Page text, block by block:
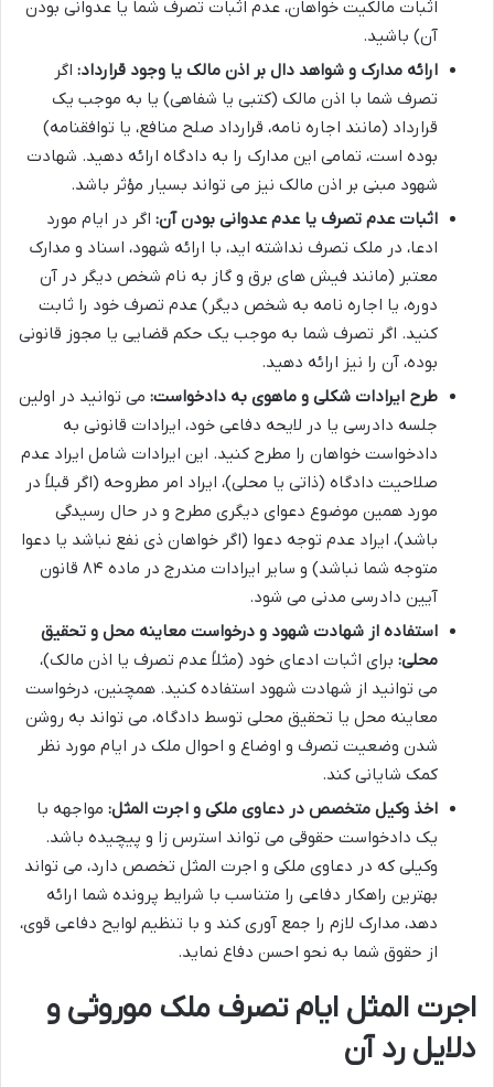
اثبات مالکیت خواهان، عدم اثبات تصرف شما یا عدوانی بودن
آن) باشید.
ارائه مدارک و شواهد دال بر اذن مالک یا وجود قرارداد: اگر
تصرف شما با اذن مالک (کتبی یا شفاهی) یا به موجب یک
قرارداد (مانند اجاره نامه، قرارداد صلح منافع، یا توافقنامه)
بوده است، تمامی این مدارک را به دادگاه ارائه دهید. شهادت
شهود مبنی بر اذن مالک نیز می تواند بسیار مؤثر باشد.
اثبات عدم تصرف یا عدم عدوانی بودن آن: اگر در ایام مورد
ادعا، در ملک تصرف نداشته اید، با ارائه شهود، اسناد و مدارک
معتبر (مانند فیش های برق و گاز به نام شخص دیگر در آن
دوره، یا اجاره نامه به شخص دیگر) عدم تصرف خود را ثابت
کنید. اگر تصرف شما به موجب یک حکم قضایی یا مجوز قانونی
بوده، آن را نیز ارائه دهید.
طرح ایرادات شکلی و ماهوی به دادخواست: می توانید در اولین
جلسه دادرسی یا در لایحه دفاعی خود، ایرادات قانونی به
دادخواست خواهان را مطرح کنید. این ایرادات شامل ایراد عدم
صلاحیت دادگاه (ذاتی یا محلی)، ایراد امر مطروحه (اگر قبلاً در
مورد همین موضوع دعوای دیگری مطرح و در حال رسیدگی
باشد)، ایراد عدم توجه دعوا (اگر خواهان ذی نفع نباشد یا دعوا
متوجه شما نباشد) و سایر ایرادات مندرج در ماده ۸۴ قانون
آیین دادرسی مدنی می شود.
استفاده از شهادت شهود و درخواست معاینه محل و تحقیق
محلی: برای اثبات ادعای خود (مثلاً عدم تصرف یا اذن مالک)،
می توانید از شهادت شهود استفاده کنید. همچنین، درخواست
معاینه محل یا تحقیق محلی توسط دادگاه، می تواند به روشن
شدن وضعیت تصرف و اوضاع و احوال ملک در ایام مورد نظر
کمک شایانی کند.
اخذ وکیل متخصص در دعاوی ملکی و اجرت المثل: مواجهه با
یک دادخواست حقوقی می تواند استرس زا و پیچیده باشد.
وکیلی که در دعاوی ملکی و اجرت المثل تخصص دارد، می تواند
بهترین راهکار دفاعی را متناسب با شرایط پرونده شما ارائه
دهد، مدارک لازم را جمع آوری کند و با تنظیم لوایح دفاعی قوی،
از حقوق شما به نحو احسن دفاع نماید.
اجرت المثل ایام تصرف ملک موروثی و
دلایل رد آن